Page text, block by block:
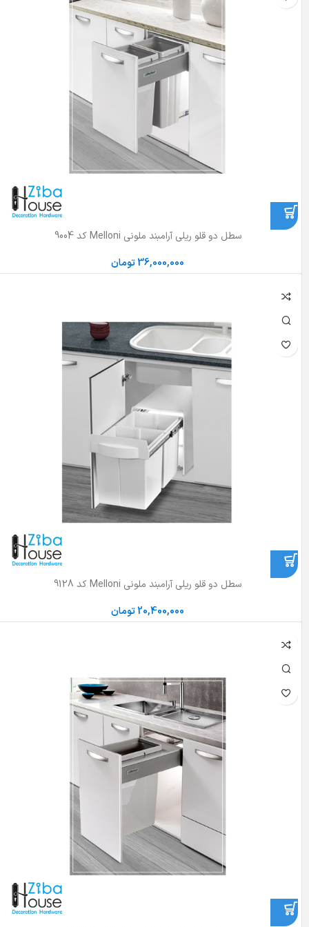
سطل دو قلو ریلی آرامبند ملونی Melloni کد 9004
36,000,000تومان
سطل دو قلو ریلی آرامبند ملونی Melloni کد 9128
20,400,000تومان